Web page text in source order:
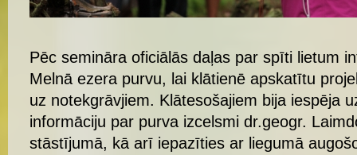
Pēc semināra oficiālās daļas par spīti lietum
Melnā ezera purvu, lai klātienē apskatītu
uz notekgrāvjiem. Klātesošajiem bija iespēja
informāciju par purva izcelsmi dr.geogr.
stāstījumā, kā arī iepazīties ar liegumā